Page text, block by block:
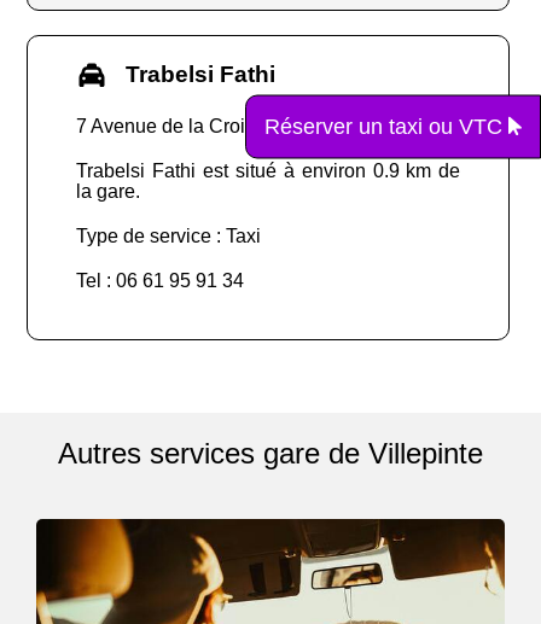
Trabelsi Fathi
7 Avenue de la Croix de l'Aumône, Villepinte
Trabelsi Fathi est situé à environ 0.9 km de
la gare.
Type de service : Taxi
Tel : 06 61 95 91 34
Autres services gare de Villepinte
Réserver un taxi ou VTC